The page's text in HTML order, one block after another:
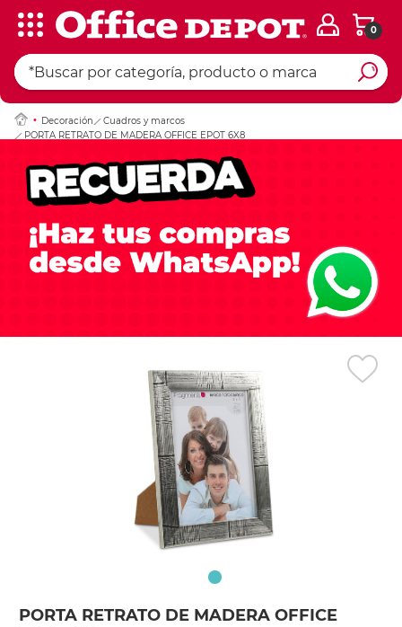
0
Decoración
Cuadros y marcos
PORTA RETRATO DE MADERA OFFICE EPOT 6X8
PORTA RETRATO DE MADERA OFFICE
Ingresar Codigo